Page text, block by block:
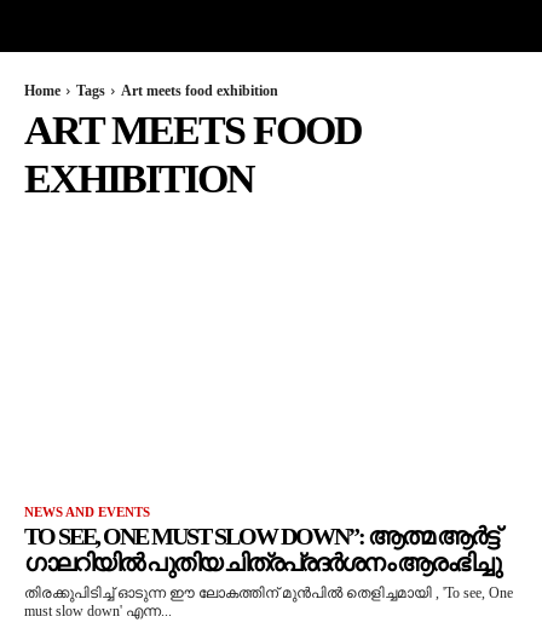
Home Tags Art meets food exhibition
ART MEETS FOOD
EXHIBITION
NEWS AND EVENTS
TO SEE, ONE MUST SLOW DOWN”: ആത്മ ആർട്ട്
ഗാലറിയിൽ പുതിയ ചിത്രപ്രദർശനം ആരംഭിച്ചു
തിരക്കുപിടിച്ച് ഓടുന്ന ഈ ലോകത്തിന് മുൻപിൽ തെളിച്ചമായി , 'To see, One
must slow down' എന്ന...